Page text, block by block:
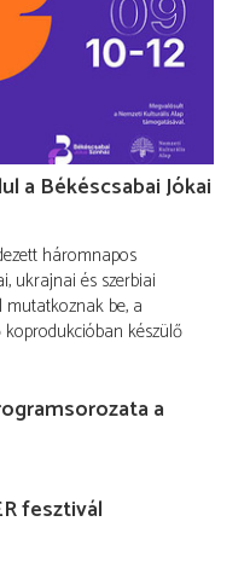
a Békéscsabai Jókai
háromnapos
ukrajnai és szerbiai
be, a
készülő
a
fesztivál